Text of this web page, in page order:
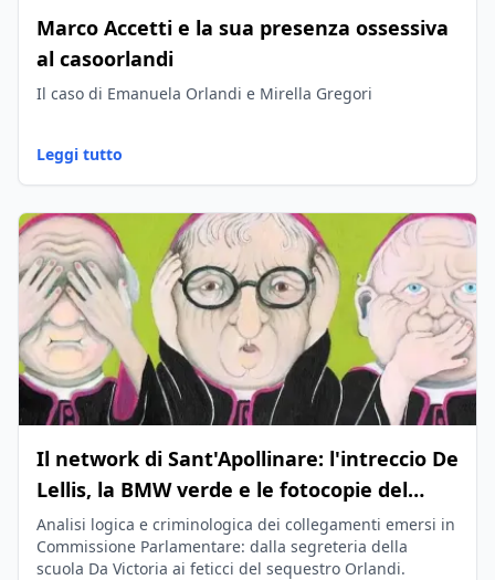
Marco Accetti e la sua presenza ossessiva
al casoorlandi
Il caso di Emanuela Orlandi e Mirella Gregori
Leggi tutto
Il network di Sant'Apollinare: l'intreccio De
Lellis, la BMW verde e le fotocopie del
ricatto
Analisi logica e criminologica dei collegamenti emersi in
Commissione Parlamentare: dalla segreteria della
scuola Da Victoria ai feticci del sequestro Orlandi.